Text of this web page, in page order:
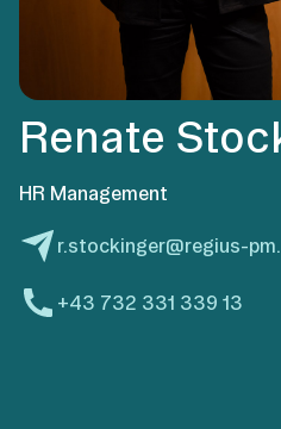
Renate
HR Management
r.stockinger@regius-
+43 732 331 339 13